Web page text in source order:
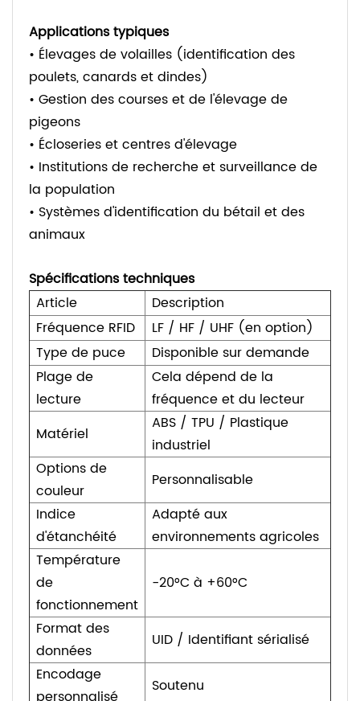
Applications typiques
• Élevages de volailles (identification des
poulets, canards et dindes)
• Gestion des courses et de l'élevage de
pigeons
• Écloseries et centres d'élevage
• Institutions de recherche et surveillance de
la population
• Systèmes d'identification du bétail et des
animaux
Spécifications techniques
Article
Description
Fréquence RFID
LF / HF / UHF (en option)
Type de puce
Disponible sur demande
Plage de
lecture
Cela dépend de la
fréquence et du lecteur
Matériel
ABS / TPU / Plastique
industriel
Options de
couleur
Personnalisable
Indice
d'étanchéité
Adapté aux
environnements agricoles
Température
de
fonctionnement
-20°C à +60°C
Format des
données
UID / Identifiant sérialisé
Encodage
Soutenu